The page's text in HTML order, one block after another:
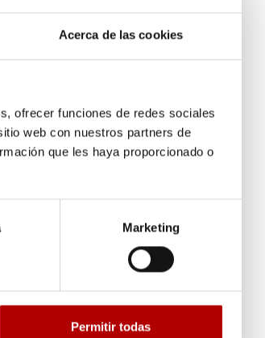
Acerca de las cookies
ofrecer funciones de redes sociales
web con nuestros partners de
que les haya proporcionado o
Marketing
Permitir todas